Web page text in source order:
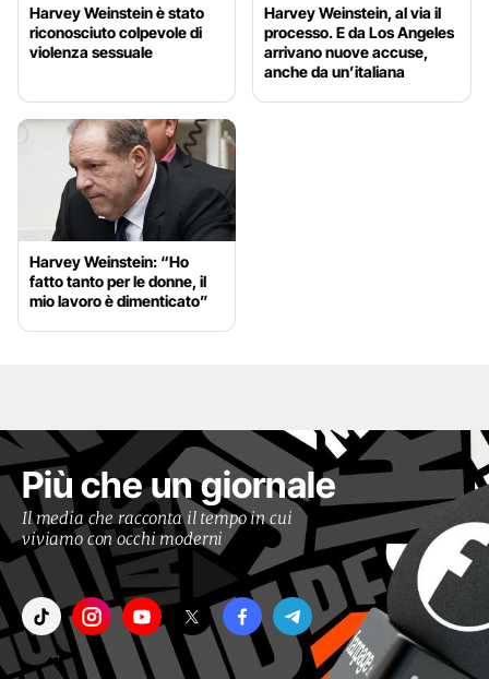
Harvey Weinstein è stato
riconosciuto colpevole di
violenza sessuale
Harvey Weinstein, al via il
processo. E da Los Angeles
arrivano nuove accuse,
anche da un’italiana
Harvey Weinstein: “Ho
fatto tanto per le donne, il
mio lavoro è dimenticato”
Più che un giornale
Il media che racconta il tempo in cui
viviamo con occhi moderni